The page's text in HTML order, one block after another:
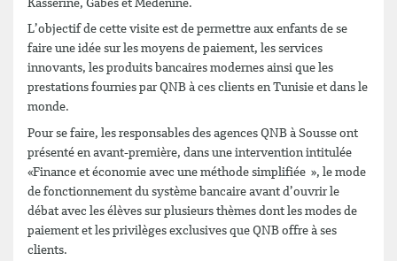
Kasserine, Gabès et Medenine.
L’objectif de cette visite est de permettre aux enfants de se
faire une idée sur les moyens de paiement, les services
innovants, les produits bancaires modernes ainsi que les
prestations fournies par QNB à ces clients en Tunisie et dans le
monde.
Pour se faire, les responsables des agences QNB à Sousse ont
présenté en avant-première, dans une intervention intitulée
«Finance et économie avec une méthode simplifiée », le mode
de fonctionnement du système bancaire avant d’ouvrir le
débat avec les élèves sur plusieurs thèmes dont les modes de
paiement et les privilèges exclusives que QNB offre à ses
clients.